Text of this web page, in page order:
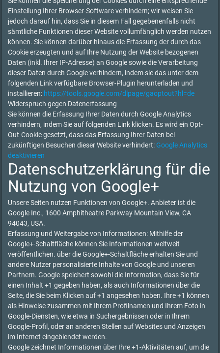
Einstellung Ihrer Browser-Software verhindern; wir weisen Sie
jedoch darauf hin, dass Sie in diesem Fall gegebenenfalls nicht
sämtliche Funktionen dieser Website vollumfänglich werden nutzen
können. Sie können darüber hinaus die Erfassung der durch das
Cookie erzeugten und auf Ihre Nutzung der Website bezogenen
Daten (inkl. Ihrer IP-Adresse) an Google sowie die Verarbeitung
dieser Daten durch Google verhindern, indem sie das unter dem
folgenden Link verfügbare Browser-Plugin herunterladen und
installieren: https://tools.google.com/dlpage/gaoptout?hl=de
Widerspruch gegen Datenerfassung
Sie können die Erfassung Ihrer Daten durch Google Analytics
verhindern, indem Sie auf folgenden Link klicken. Es wird ein Opt-
Out-Cookie gesetzt, dass das Erfassung Ihrer Daten bei
zukünftigen Besuchen dieser Website verhindert: Google Analytics
deaktivieren
Datenschutzerklärung für die
Nutzung von Google+
Unsere Seiten nutzen Funktionen von Google+. Anbieter ist die
Google Inc., 1600 Amphitheatre Parkway Mountain View, CA
94043, USA.
Erfassung und Weitergabe von Informationen: Mithilfe der
Google+-Schaltfläche können Sie Informationen weltweit
veröffentlichen. über die Google+-Schaltfläche erhalten Sie und
andere Nutzer personalisierte Inhalte von Google und unseren
Partnern. Google speichert sowohl die Information, dass Sie für
einen Inhalt +1 gegeben haben, als auch Informationen über die
Seite, die Sie beim Klicken auf +1 angesehen haben. Ihre +1 können
als Hinweise zusammen mit Ihrem Profilnamen und Ihrem Foto in
Google-Diensten, wie etwa in Suchergebnissen oder in Ihrem
Google-Profil, oder an anderen Stellen auf Websites und Anzeigen
im Internet eingeblendet werden.
Google zeichnet Informationen über Ihre +1-Aktivitäten auf, um die